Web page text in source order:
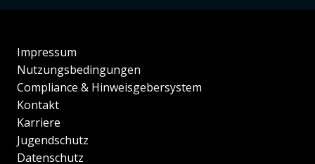
Impressum
Nutzungsbedingungen
Compliance & Hinweisgebersystem
Kontakt
Karriere
Jugendschutz
Datenschutz